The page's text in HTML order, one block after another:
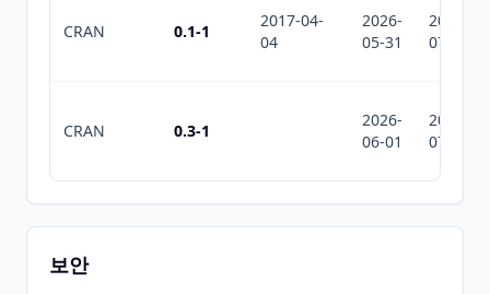
CRAN 0.1-1
2017-04-
04
2026-
05-31
2026-
07-30
CRAN 0.3-1
2026-
06-01
2026-
07-10
보안